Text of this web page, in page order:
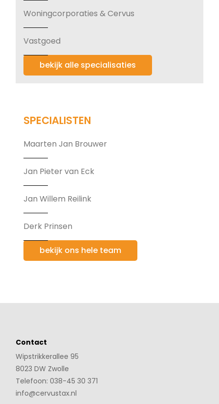
Woningcorporaties & Cervus
Vastgoed
bekijk alle specialisaties
SPECIALISTEN
Maarten Jan Brouwer
Jan Pieter van Eck
Jan Willem Reilink
Derk Prinsen
bekijk ons hele team
Contact
Wipstrikkerallee 95
8023 DW Zwolle
Telefoon: 038-45 30 371
info@cervustax.nl